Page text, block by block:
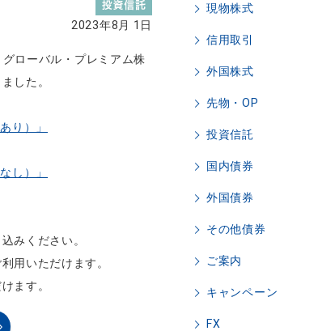
2023年8月 1日
ローバル・プレミアム株
した。
り）」
し）」
みください。
用いただけます。
ます。
現物株式
信用取引
外国株式
先物・OP
投資信託
国内債券
外国債券
その他債券
ご案内
キャンペーン
FX